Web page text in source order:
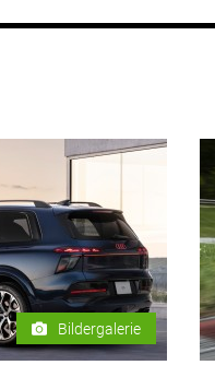
Bildergalerie